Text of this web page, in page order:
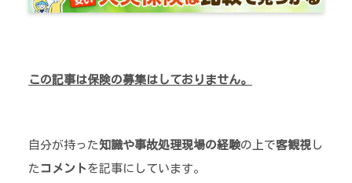
この記事は保険の募集はしておりません。
自分が持った 知識や事故処理現場の経験の上で客観視 し
た コメント を記事にしています。